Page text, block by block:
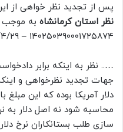
پس از تجدید نظر خواهی از
نظر استان کرمانشاه به موجب
۱۴۰۲۵۰۳۹۰۰۰۱۷۲۵۸۷۴ – ۱۴۰۲/۴/۲۹، چنین رأی داده است.
….. نظر به اینکه برابر
جهات تجدید نظرخواهی و
دلار آمریکا بوده که این
محاسبه شود نه اصل دلار به
سازی طلب بستانکاران نرخ